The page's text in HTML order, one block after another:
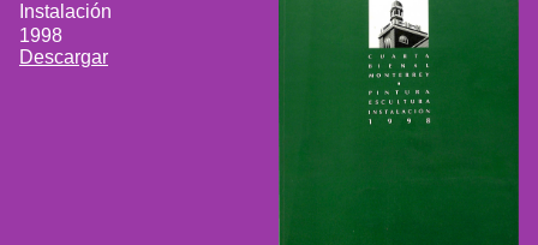
Instalación
1998
Descargar